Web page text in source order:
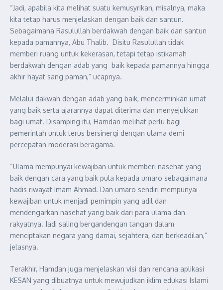
“Jadi, apabila kita melihat suatu kemusyrikan, misalnya, maka
kita tetap harus menjelaskan dengan baik dan santun.
Sebagaimana Rasulullah berdakwah dengan baik dan santun
kepada pamannya, Abu Thalib. Disitu Rasulullah tidak
memberi ruang untuk kekerasan, tetapi tetap istikamah
berdakwah dengan adab yang baik kepada pamannya hingga
akhir hayat sang paman,” ucapnya.
Melalui dakwah dengan adab yang baik, mencerminkan umat
yang baik serta ajarannya dapat diterima dan menyejukkan
bagi umat. Disamping itu, Hamdan melihat perlu bagi
pemerintah untuk terus bersinergi dengan ulama demi
percepatan moderasi beragama.
“Ulama mempunyai kewajiban untuk memberi nasehat yang
baik dengan cara yang baik pula kepada umaro sebagaimana
hadis riwayat Imam Ahmad. Dan umaro sendiri mempunyai
kewajiban untuk menjadi pemimpin yang adil dan
mendengarkan nasehat yang baik dari para ulama dan
rakyatnya. Jadi saling bergandengan tangan dalam
menciptakan negara yang damai, sejahtera, dan berkeadilan,”
jelasnya.
Terakhir, Hamdan juga menjelaskan visi dan rencana aplikasi
KESAN yang dibuatnya untuk mewujudkan iklim edukasi Islami